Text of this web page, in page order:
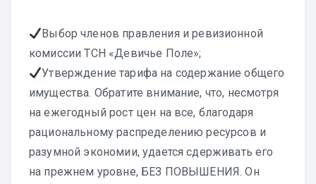
Выбор членов правления и ревизионной
комиссии ТСН «Девичье Поле»;
Утверждение тарифа на содержание общего
имущества. Обратите внимание, что, несмотря
на ежегодный рост цен на все, благодаря
рациональному распределению ресурсов и
разумной экономии, удается сдерживать его
на прежнем уровне, БЕЗ ПОВЫШЕНИЯ. Он